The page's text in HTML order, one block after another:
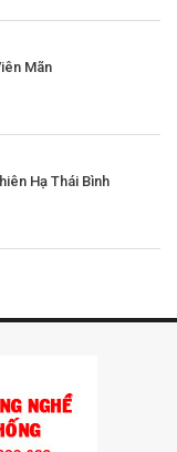
Mãn
Hạ Thái Bình